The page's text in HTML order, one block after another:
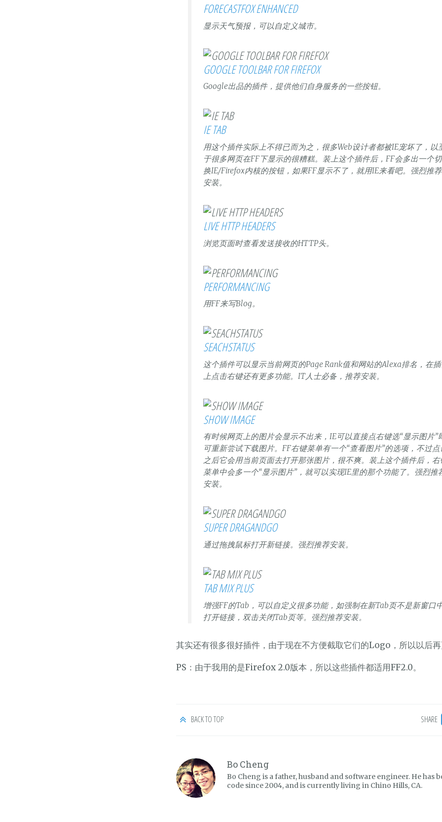
FORECASTFOX ENHANCED
显示天气预报，可以自定义城市。
GOOGLE TOOLBAR FOR FIREFOX
Google出品的插件，提供他们自身服务的一些按钮。
IE TAB
用这个插件实际上不得已而为之，很多Web设计者都被IE宠坏了，以
于很多网页在FF下显示的很糟糕。装上这个插件后，FF会多出一个切
换IE/Firefox内核的按钮，如果FF显示不了，就用IE来看吧。强烈推荐
安装。
LIVE HTTP HEADERS
浏览页面时查看发送接收的HTTP头。
PERFORMANCING
用FF来写Blog。
SEACHSTATUS
这个插件可以显示当前网页的Page Rank值和网站的Alexa排名，在
上点击右键还有更多功能。IT人士必备，推荐安装。
SHOW IMAGE
有时候网页上的图片会显示不出来，IE可以直接点右键选“显示图片”
可重新尝试下载图片。FF右键菜单有一个“查看图片”的选项，不过点
之后它会用当前页面去打开那张图片，很不爽。装上这个插件后，右
菜单中会多一个“显示图片”，就可以实现IE里的那个功能了。强烈推
安装。
SUPER DRAGANDGO
通过拖拽鼠标打开新链接。强烈推荐安装。
TAB MIX PLUS
增强FF的Tab，可以自定义很多功能，如强制在新Tab页不是新窗口
打开链接，双击关闭Tab页等。强烈推荐安装。
其实还有很多很好插件，由于现在不方便截取它们的Logo，所以以后再
PS：由于我用的是Firefox 2.0版本，所以这些插件都适用FF2.0。
BACK TO TOP SHARE
Bo Cheng
Bo Cheng is a father, husband and software engineer. He has
code since 2004, and is currently living in Chino Hills, CA.